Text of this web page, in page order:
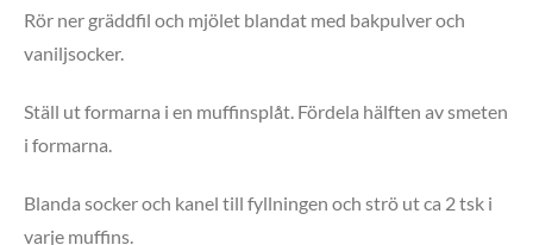
Rör ner gräddfil och mjölet blandat med bakpulver och
vaniljsocker.
Ställ ut formarna i en muffinsplåt. Fördela hälften av smeten
i formarna.
Blanda socker och kanel till fyllningen och strö ut ca 2 tsk i
varje muffins.